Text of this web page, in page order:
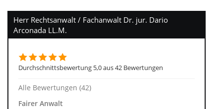
Herr Rechtsanwalt / Fachanwalt Dr. jur. Dario
Arconada LL.M.
Durchschnittsbewertung 5,0 aus 42 Bewertungen
Alle Bewertungen (42)
Fairer Anwalt